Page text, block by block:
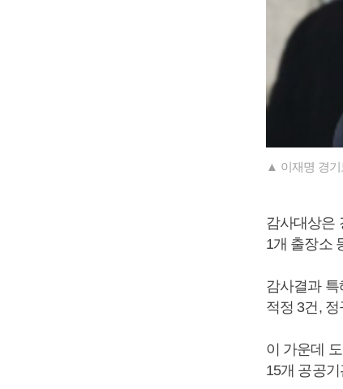
▲ 이재명 경기
감사대상은
1개 출장소
감사결과 특
적정 3건,
이 가운데
15개 공공